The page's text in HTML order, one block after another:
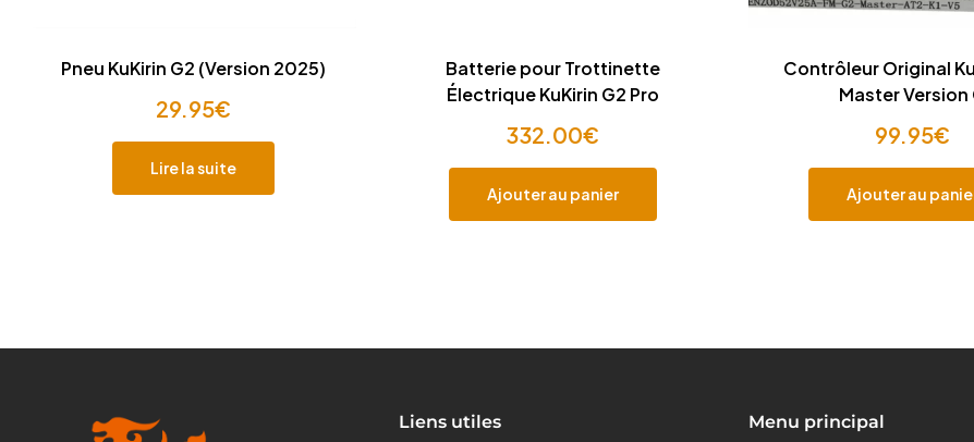
Pneu KuKirin G2 (Version 2025)
29.95€
Lire la suite
Batterie pour Trottinette
Électrique KuKirin G2 Pro
332.00€
Ajouter au panier
Contrôleur Original
Master Version
99.95€
Ajouter au
Liens utiles Menu principal